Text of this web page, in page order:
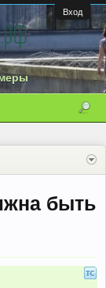
Вход
быть